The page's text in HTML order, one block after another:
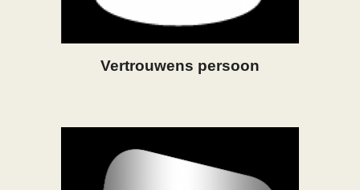
Vertrouwens persoon